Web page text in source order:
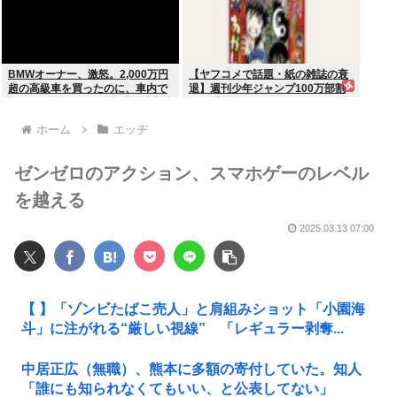
BMWオーナー、激怒。2,000万円
超の高級車を買ったのに、車内で
【ヤフコメで話題・紙の雑誌の衰
退】週刊少年ジャンプ100万部割
ホーム エッヂ
ゼンゼロのアクション、スマホゲーのレベル
を越える
2025.03.13 07:00
【 】「ゾンビたばこ売人」と肩組みショット「小園海
斗」に注がれる“厳しい視線” 「レギュラー剥奪...
中居正広（無職）、熊本に多額の寄付していた。知人
「誰にも知られなくてもいい、と公表してない」